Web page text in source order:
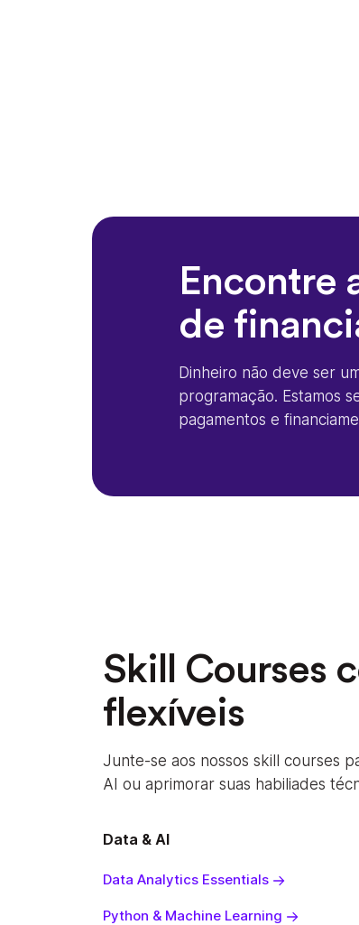
Encontre
de
Dinheiro não deve ser
programação. Estamos
pagamentos e
Skill Courses
flexíveis
Junte-se aos nossos skill courses
AI ou aprimorar suas habiliades
Data & AI
Data Analytics Essentials
Python & Machine Learning